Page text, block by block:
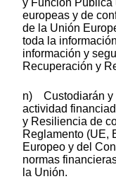
y Función Pública
europeas y de
de la Unión
toda la
información y
Recuperación y
n) Custodiarán y
actividad
y Resiliencia de
Reglamento (UE,
Europeo y del
normas
la Unión.